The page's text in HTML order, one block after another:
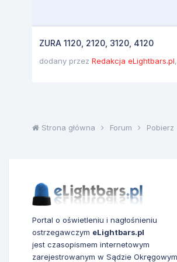
ZURA 1120, 2120, 3120, 4120
dodany przez Redakcja eLightbars.pl,
Strona główna Forum Pobierz
Portal o oświetleniu i nagłośnieniu
ostrzegawczym eLightbars.pl
jest czasopismem internetowym
zarejestrowanym w Sądzie Okręgowym